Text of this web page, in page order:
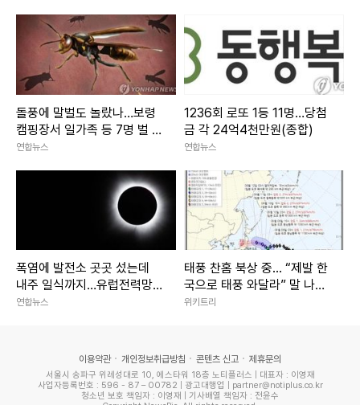
돌풍에 말벌도 놀랐나…보령
캠핑장서 일가족 등 7명 벌 쏘
임
연합뉴스
1236회 로또 1등 11명…당첨
금 각 24억4천만원(종합)
연합뉴스
폭염에 발전소 곳곳 섰는데
내주 일식까지…유럽전력망
'긴장'
연합뉴스
태풍 찬홈 북상 중... “제발 한
국으로 태풍 와달라” 말 나오
는 이유
위키트리
이용약관 개인정보취급방침 콘텐츠 신고 제휴문의
서울시 송파구 위례성대로 10, 에스타워 18층 노티플러스 | 대표자 : 이영재
사업자등록번호 : 596 - 87 – 00782 | 광고대행업 | partner@notiplus.co.kr
청소년 보호 책임자 : 이영재 | 기사배열 책임자 : 전윤수